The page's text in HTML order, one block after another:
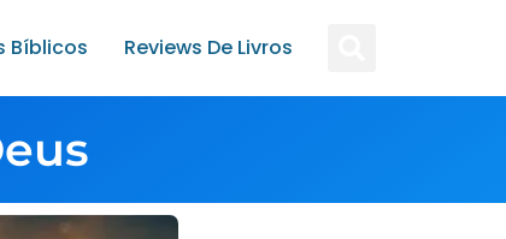
Bíblicos Reviews De Livros